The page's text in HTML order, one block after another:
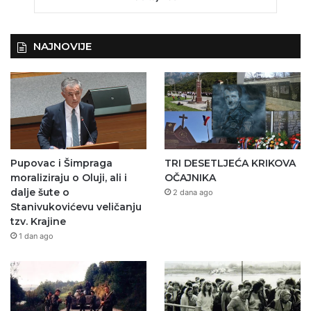
NAJNOVIJE
Pupovac i Šimpraga
moraliziraju o Oluji, ali i
dalje šute o
Stanivukovićevu veličanju
tzv. Krajine
1 dan ago
TRI DESETLJEĆA KRIKOVA
OČAJNIKA
2 dana ago